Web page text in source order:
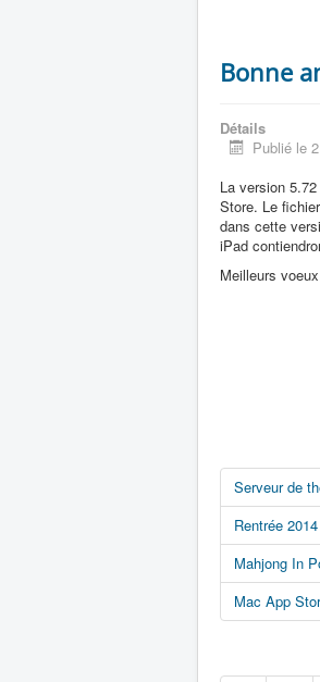
Bonne
Détails
Publié le
La version
Store. Le
dans cette
iPad
Meilleurs
Serveur de
Rentrée 2014
Mahjong In
Mac App